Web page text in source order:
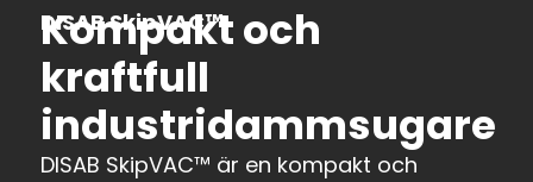
DISAB SkipVAC™
Kompakt och
kraftfull
industridammsugare
DISAB SkipVAC™ är en kompakt och